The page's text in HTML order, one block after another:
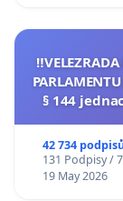
§ 144
42 734
131 Podpisy /
19 May 2026